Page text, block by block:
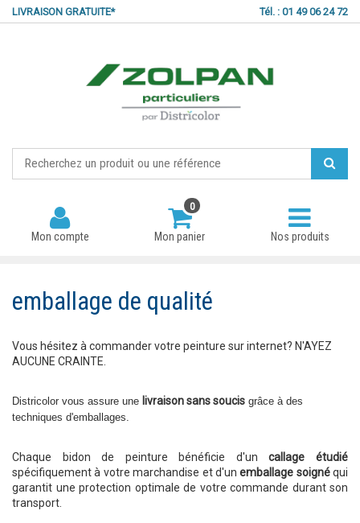
LIVRAISON GRATUITE* Tél. : 01 49 06 24 72
Mon compte
0
Mon panier Nos produits
emballage de qualité
Vous hésitez à commander votre peinture sur internet? N'AYEZ
AUCUNE CRAINTE.
Districolor vous assure une livraison sans soucis grâce à des
techniques d'emballages.
Chaque bidon de peinture bénéficie d'uncallage étudié
spécifiquement à votre marchandise et d'unemballage soignéqui
garantit une protection optimale de votre commande durant son
transport.